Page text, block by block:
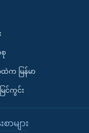
ထဲက မြန်မာ
မြင်ကွင်း
များ